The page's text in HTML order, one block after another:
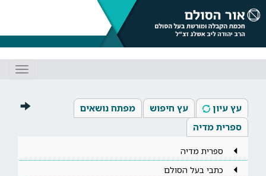
עץ עיון עץ חיפוש
מפתח נושאים
ספרית מדיה
ספרית מדיה
כתבי בעל הסולם